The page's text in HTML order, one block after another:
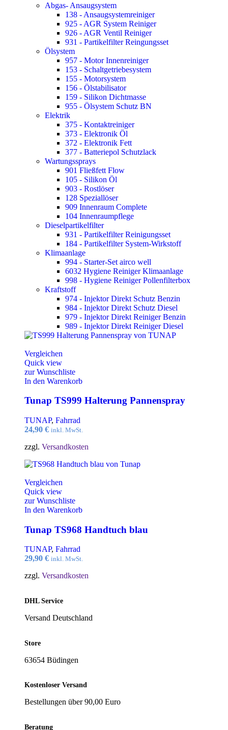
Abgas- Ansaugsystem
138 - Ansaugsystemreiniger
925 - AGR System Reiniger
926 - AGR Ventil Reiniger
931 - Partikelfilter Reingungsset
Ölsystem
957 - Motor Innenreiniger
153 - Schaltgetriebesystem
155 - Motorsystem
156 - Ölstabilisator
159 - Silikon Dichtmasse
955 - Ölsystem Schutz BN
Elektrik
375 - Kontaktreiniger
373 - Elektronik Öl
372 - Elektronik Fett
377 - Batteriepol Schutzlack
Wartungssprays
901 Fließfett Flow
105 - Silikon Öl
903 - Rostlöser
128 Speziallöser
909 Innenraum Complete
104 Innenraumpflege
Dieselpartikelfilter
931 - Partikelfilter Reinigungsset
184 - Partikelfilter System-Wirkstoff
Klimaanlage
994 - Starter-Set airco well
6032 Hygiene Reiniger Klimaanlage
998 - Hygiene Reiniger Pollenfilterbox
Kraftstoff
974 - Injektor Direkt Schutz Benzin
984 - Injektor Direkt Schutz Diesel
979 - Injektor Direkt Reiniger Benzin
989 - Injektor Direkt Reiniger Diesel
Vergleichen
Quick view
zur Wunschliste
In den Warenkorb
Tunap TS999 Halterung Pannenspray
TUNAP, Fahrrad
24,90 € inkl. MwSt.
zzgl. Versandkosten
Vergleichen
Quick view
zur Wunschliste
In den Warenkorb
Tunap TS968 Handtuch blau
TUNAP, Fahrrad
29,90 € inkl. MwSt.
zzgl. Versandkosten
DHL Service
Versand Deutschland
Store
63654 Büdingen
Kostenloser Versand
Bestellungen über 90,00 Euro
Beratung